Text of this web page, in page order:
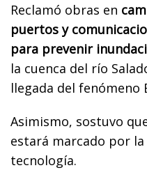
Reclamó obras en
puertos y
para prevenir
la cuenca del río
llegada del fenómeno
Asimismo, sostuvo
estará marcado por
tecnología.